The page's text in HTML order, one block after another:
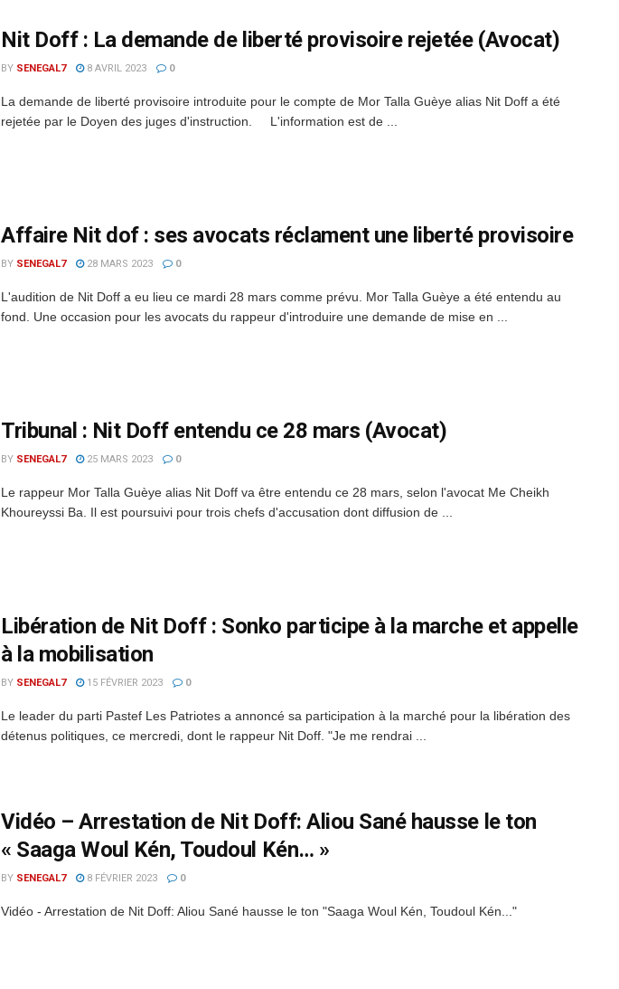
Nit Doff : La demande de liberté provisoire rejetée (Avocat)
BY SENEGAL7 8 AVRIL 2023 0
La demande de liberté provisoire introduite pour le compte de Mor Talla Guèye alias Nit Doff a été
rejetée par le Doyen des juges d'instruction. L'information est de ...
Affaire Nit dof : ses avocats réclament une liberté provisoire
BY SENEGAL7 28 MARS 2023 0
L'audition de Nit Doff a eu lieu ce mardi 28 mars comme prévu. Mor Talla Guèye a été entendu au
fond. Une occasion pour les avocats du rappeur d'introduire une demande de mise en ...
Tribunal : Nit Doff entendu ce 28 mars (Avocat)
BY SENEGAL7 25 MARS 2023 0
Le rappeur Mor Talla Guèye alias Nit Doff va être entendu ce 28 mars, selon l'avocat Me Cheikh
Khoureyssi Ba. Il est poursuivi pour trois chefs d'accusation dont diffusion de ...
Libération de Nit Doff : Sonko participe à la marche et appelle
à la mobilisation
BY SENEGAL7 15 FÉVRIER 2023 0
Le leader du parti Pastef Les Patriotes a annoncé sa participation à la marché pour la libération des
détenus politiques, ce mercredi, dont le rappeur Nit Doff. "Je me rendrai ...
Vidéo – Arrestation de Nit Doff: Aliou Sané hausse le ton
« Saaga Woul Kén, Toudoul Kén… »
BY SENEGAL7 8 FÉVRIER 2023 0
Vidéo - Arrestation de Nit Doff: Aliou Sané hausse le ton "Saaga Woul Kén, Toudoul Kén..."